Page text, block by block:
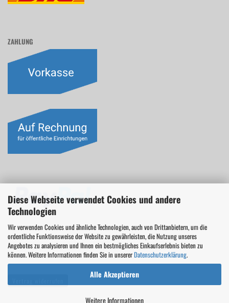
Diese Webseite verwendet Cookies und andere
Technologien
Wir verwenden Cookies und ähnliche Technologien, auch von Drittanbietern, um die
ordentliche Funktionsweise der Website zu gewährleisten, die Nutzung unseres
Angebotes zu analysieren und Ihnen ein bestmögliches Einkaufserlebnis bieten zu
können. Weitere Informationen finden Sie in unsererDatenschutzerklärung.
Alle Akzeptieren
Weitere Informationen
ZAHLUNG